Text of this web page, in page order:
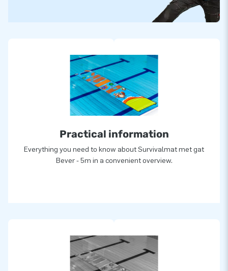
Practical information
Everything you need to know about Survivalmat met gat
Bever - 5m in a convenient overview.